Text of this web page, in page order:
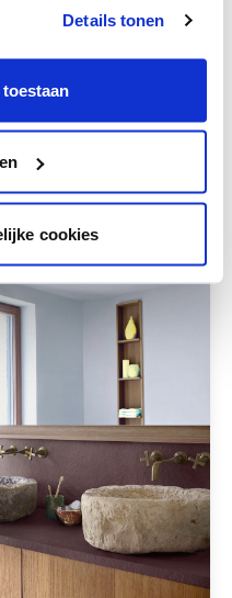
Details tonen
cookies